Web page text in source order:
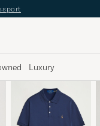
-✔Gratis retour
Luxury